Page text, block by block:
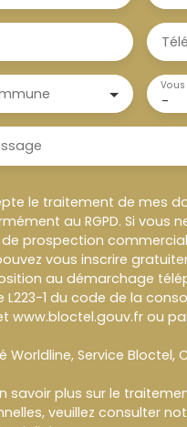
-
Vous
le traitement de mes
au RGPD. Si vous
prospection
vous inscrire
au démarchage
L223-1 du code de la
www.bloctel.gouv.fr ou
Worldline, Service Bloctel, CS
savoir plus sur le
veuillez consulter